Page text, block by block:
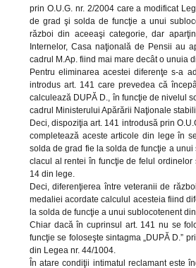
prin O.U.G. nr. 2/2004 care a modificat
de grad şi solda de funcţie a unui
război din aceeaşi categorie, dar
Internelor, Casa naţională de Pensii au
cadrul M.Ap. fiind mai mare decât o unuia
Pentru eliminarea acestei diferenţe s-a
introdus art. 141 care prevedea că
calculează DUPĂ D., în funcţie de nivelul
cadrul Ministerului Apărării Naţionale
Deci, dispoziţia art. 141 introdusă prin
completează aceste articole din lege în
solda de grad fie la solda de funcţie a
clacul al rentei în funcţie de felul
14 din lege.
Deci, diferenţierea între veteranii de
medaliei acordate calculul acesteia fiind
la solda de funcţie a unui sublocotenent
Chiar dacă în cuprinsul art. 141 nu se
funcţie se foloseşte sintagma „DUPĂ D.”
din Legea nr. 44/1004.
În atare condiţii intimatul reclamant este